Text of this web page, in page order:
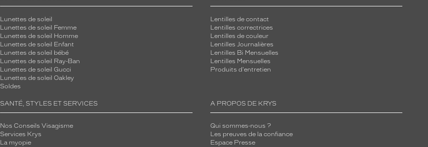
Lunettes de soleil
Lunettes de soleil Femme
Lunettes de soleil Homme
Lunettes de soleil Enfant
Lunettes de soleil bébé
Lunettes de soleil Ray-Ban
Lunettes de soleil Gucci
Lunettes de soleil Oakley
Soldes
Lentilles de contact
Lentilles correctrices
Lentilles de couleur
Lentilles Journalières
Lentilles Bi Mensuelles
Lentilles Mensuelles
Produits d'entretien
SANTÉ, STYLES ET SERVICES
Nos Conseils Visagisme
Services Krys
La myopie
A PROPOS DE KRYS
Qui sommes-nous ?
Les preuves de la confiance
Espace Presse